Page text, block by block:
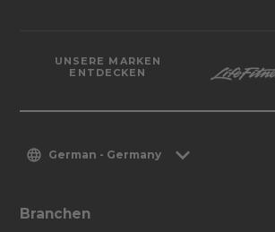
UNSERE MARKEN
ENTDECKEN
German - Germany
Branchen